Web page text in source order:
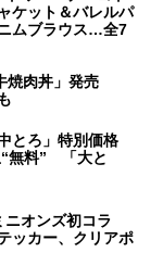
ケット＆バレルパ
ムブラウス…全7
焼肉丼」発売
とろ」特別価格
無料” 「大と
ニオンズ初コラ
ッカー、クリアポ